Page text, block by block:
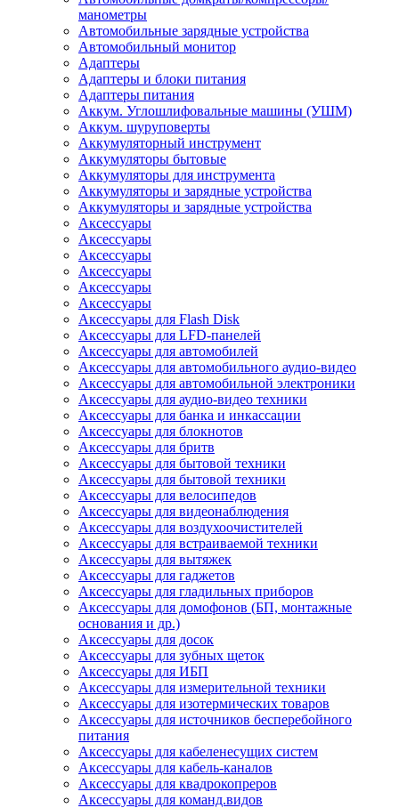
манометры
Автомобильные зарядные устройства
Автомобильный монитор
Адаптеры
Адаптеры и блоки питания
Адаптеры питания
Аккум. Углошлифовальные машины (УШМ)
Аккум. шуруповерты
Аккумуляторный инструмент
Аккумуляторы бытовые
Аккумуляторы для инструмента
Аккумуляторы и зарядные устройства
Аккумуляторы и зарядные устройства
Аксессуары
Аксессуары
Аксессуары
Аксессуары
Аксессуары
Аксессуары
Аксессуары для Flash Disk
Аксессуары для LFD-панелей
Аксессуары для автомобилей
Аксессуары для автомобильного аудио-видео
Аксессуары для автомобильной электроники
Аксессуары для аудио-видео техники
Аксессуары для банка и инкассации
Аксессуары для блокнотов
Аксессуары для бритв
Аксессуары для бытовой техники
Аксессуары для бытовой техники
Аксессуары для велосипедов
Аксессуары для видеонаблюдения
Аксессуары для воздухоочистителей
Аксессуары для встраиваемой техники
Аксессуары для вытяжек
Аксессуары для гаджетов
Аксессуары для гладильных приборов
Аксессуары для домофонов (БП, монтажные
основания и др.)
Аксессуары для досок
Аксессуары для зубных щеток
Аксессуары для ИБП
Аксессуары для измерительной техники
Аксессуары для изотермических товаров
Аксессуары для источников бесперебойного
питания
Аксессуары для кабеленесущих систем
Аксессуары для кабель-каналов
Аксессуары для квадрокопреров
Аксессуары для команд.видов